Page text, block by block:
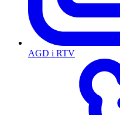
AGD i RTV